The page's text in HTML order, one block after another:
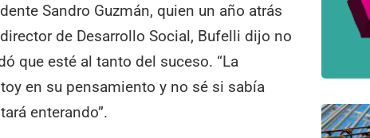
Sandro Guzmán, quien un año atrás
de Desarrollo Social, Bufelli dijo no
que esté al tanto del suceso. “La
en su pensamiento y no sé si sabía
enterando”.